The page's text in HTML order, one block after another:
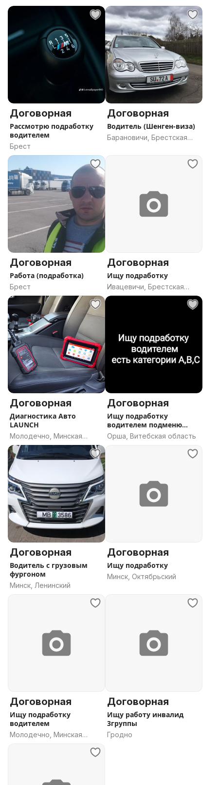
Договорная
Рассмотрю подработку
водителем
Брест
Договорная
Водитель (Шенген-виза)
Барановичи, Брестская
Договорная
Работа (подработка)
Брест
Договорная
Ищу подработку
Ивацевичи, Брестская
область
Договорная
Диагностика Авто
LAUNCH
Молодечно, Минская
область
Договорная
Ищу подработку
водителем подменю
А,B,C категории
Орша, Витебская область
Договорная
Водитель с грузовым
фургоном
Минск, Ленинский
Договорная
Ищу подработку
Минск, Октябрьский
Договорная
Ищу подработку
водителем
Молодечно, Минская
Договорная
Ищу работу инвалид
3группы
Гродно